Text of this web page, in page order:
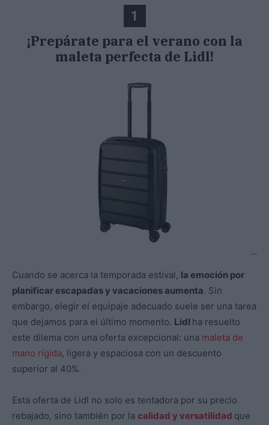
1
¡Prepárate para el verano con la
maleta perfecta de Lidl!
Cuando se acerca la temporada estival, la emoción por
planificar escapadas y vacaciones aumenta. Sin
embargo, elegir el equipaje adecuado suele ser una tarea
que dejamos para el último momento. Lidl ha resuelto
este dilema con una oferta excepcional: una maleta de
mano rígida, ligera y espaciosa con un descuento
superior al 40%.
Esta oferta de Lidl no solo es tentadora por su precio
rebajado, sino también por la calidad y versatilidad que